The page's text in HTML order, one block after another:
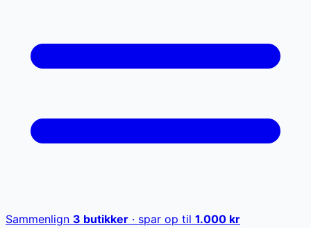
Sammenlign 3 butikker · spar op til 1.000 kr